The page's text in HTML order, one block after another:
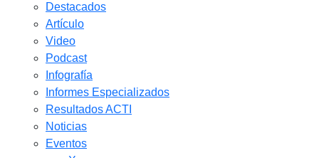
Destacados
Artículo
Video
Podcast
Infografía
Informes Especializados
Resultados ACTI
Noticias
Eventos